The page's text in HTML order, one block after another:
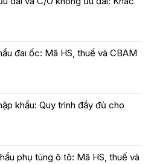
đai ốc: Mã HS, thuế và CBAM
khẩu: Quy trình đầy đủ cho
phụ tùng ô tô: Mã HS, thuế và